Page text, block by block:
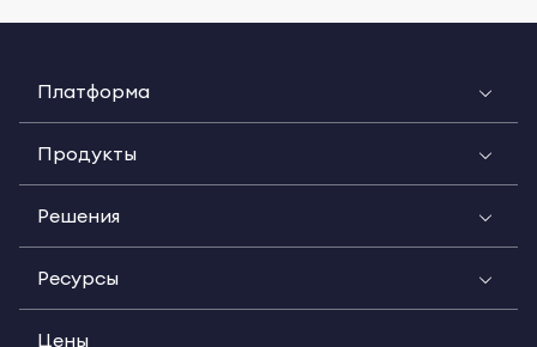
Платформа
Продукты
Решения
Ресурсы
Цены